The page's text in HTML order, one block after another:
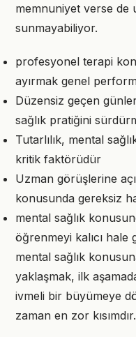
memnuniyet verse de
sunmayabiliyor.
profesyonel terapi
ayırmak genel
Düzensiz geçen
sağlık pratiğini
Tutarlılık, mental
kritik faktörüdür
Uzman görüşlerine
konusunda gereksiz
mental sağlık
öğrenmeyi kalıcı hale
mental sağlık
yaklaşmak, ilk
ivmeli bir büyümeye
zaman en zor kısımdır.